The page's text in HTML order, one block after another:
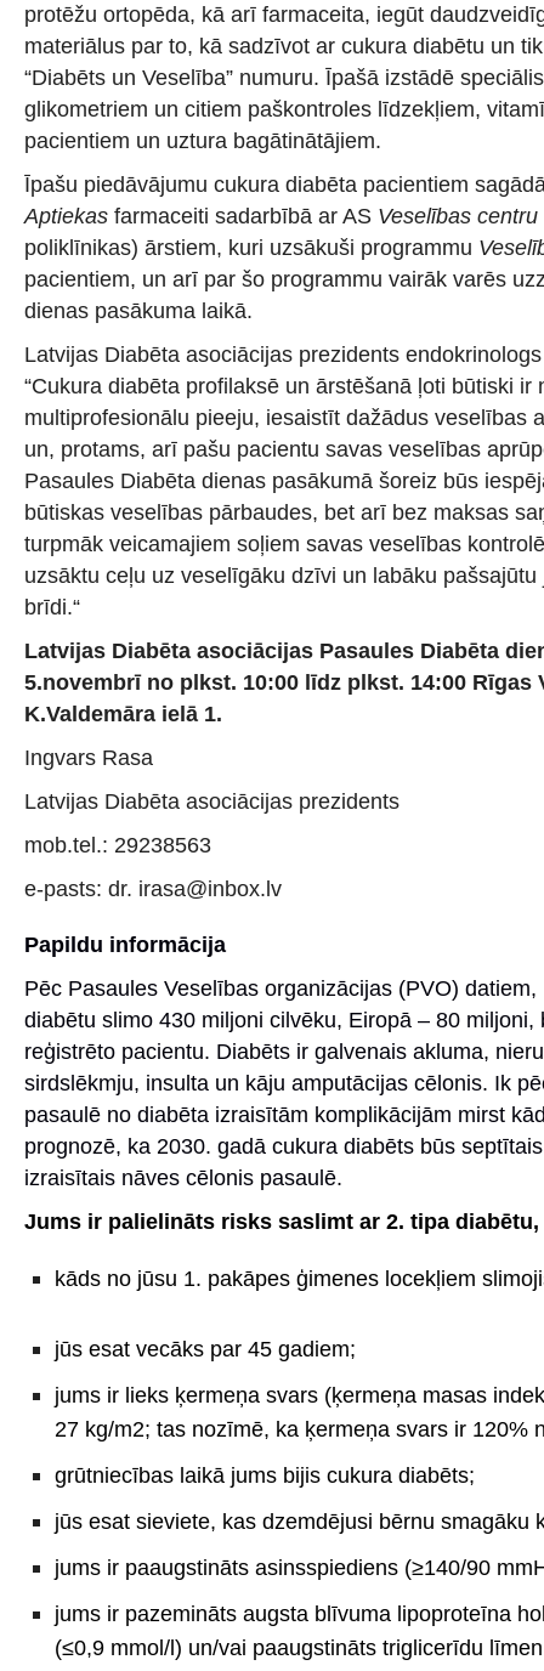
protēžu ortopēda, kā arī farmaceita, iegūt
materiālus par to, kā sadzīvot ar cukura diabētu un
“Diabēts un Veselība” numuru. Īpašā izstādē
glikometriem un citiem paškontroles līdzekļiem,
pacientiem un uztura bagātinātājiem.
Īpašu piedāvājumu cukura diabēta pacientiem
Aptiekas farmaceiti sadarbībā ar AS Veselības
poliklīnikas) ārstiem, kuri uzsākuši programmu
pacientiem, un arī par šo programmu vairāk varēs
dienas pasākuma laikā.
Latvijas Diabēta asociācijas prezidents
“Cukura diabēta profilaksē un ārstēšanā ļoti būtiski ir
multiprofesionālu pieeju, iesaistīt dažādus veselības
un, protams, arī pašu pacientu savas veselības
Pasaules Diabēta dienas pasākumā šoreiz būs
būtiskas veselības pārbaudes, bet arī bez maksas
turpmāk veicamajiem soļiem savas veselības
uzsāktu ceļu uz veselīgāku dzīvi un labāku
brīdi.“
Latvijas Diabēta asociācijas Pasaules Diabēta
5.novembrī no plkst. 10:00 līdz plkst. 14:00 Rīgas
K.Valdemāra ielā 1.
Ingvars Rasa
Latvijas Diabēta asociācijas prezidents
mob.tel.: 29238563
e-pasts: dr. irasa@inbox.lv
Papildu informācija
Pēc Pasaules Veselības organizācijas (PVO)
diabētu slimo 430 miljoni cilvēku, Eiropā – 80 miljoni,
reģistrēto pacientu. Diabēts ir galvenais akluma,
sirdslēkmju, insulta un kāju amputācijas cēlonis. Ik
pasaulē no diabēta izraisītām komplikācijām mirst
prognozē, ka 2030. gadā cukura diabēts būs
izraisītais nāves cēlonis pasaulē.
Jums ir palielināts risks saslimt ar 2. tipa diabētu,
kāds no jūsu 1. pakāpes ģimenes locekļiem
jūs esat vecāks par 45 gadiem;
jums ir lieks ķermeņa svars (ķermeņa masas
27 kg/m2; tas nozīmē, ka ķermeņa svars ir 120%
grūtniecības laikā jums bijis cukura diabēts;
jūs esat sieviete, kas dzemdējusi bērnu smagāku
jums ir paaugstināts asinsspiediens (≥140/90
jums ir pazemināts augsta blīvuma lipoproteīna
(≤0,9 mmol/l) un/vai paaugstināts triglicerīdu